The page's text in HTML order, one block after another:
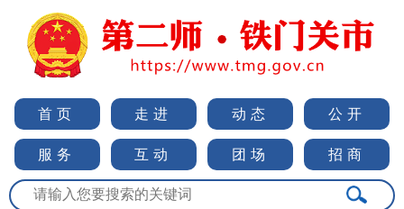
首页 走进 动态 公开
服务 互动 团场 招商